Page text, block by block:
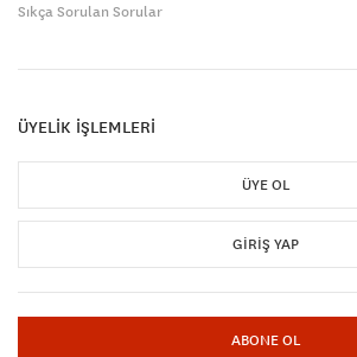
Sıkça Sorulan Sorular
ÜYELİK İŞLEMLERİ
ÜYE OL
GIRIŞ YAP
ABONE OL